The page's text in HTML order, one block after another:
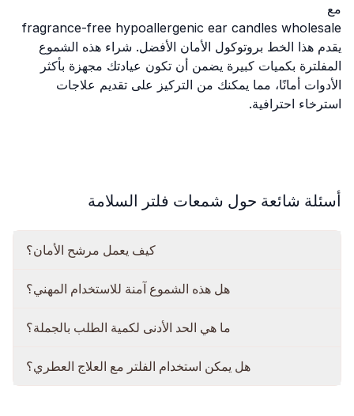
مع
fragrance-free hypoallergenic ear candles wholesale
يقدم هذا الخط بروتوكول الأمان الأفضل. شراء هذه الشموع
المفلترة بكميات كبيرة يضمن أن تكون عيادتك مجهزة بأكثر
الأدوات أمانًا، مما يمكنك من التركيز على تقديم علاجات
استرخاء احترافية.
أسئلة شائعة حول شمعات فلتر السلامة
كيف يعمل مرشح الأمان؟
هل هذه الشموع آمنة للاستخدام المهني؟
ما هي الحد الأدنى لكمية الطلب بالجملة؟
هل يمكن استخدام الفلتر مع العلاج العطري؟